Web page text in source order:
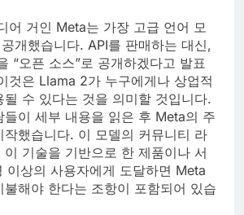
어 거인 Meta는 가장 고급 언어 모
개했습니다. API를 판매하는 대신,
“오픈 소스”로 공개하겠다고 발표
것은 Llama 2가 누구에게나 상업적
될 수 있다는 것을 의미할 것입니다.
들이 세부 내용을 읽은 후 Meta의 주
작했습니다. 이 모델의 커뮤니티 라
이 기술을 기반으로 한 제품이나 서
이상의 사용자에게 도달하면 Meta
불해야 한다는 조항이 포함되어 있습